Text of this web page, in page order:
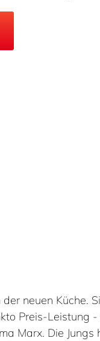
neuen Küche.
Preis-Leistung
Marx. Die Jungs